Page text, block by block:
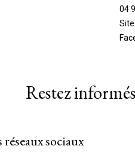
04
Restez
réseaux sociaux